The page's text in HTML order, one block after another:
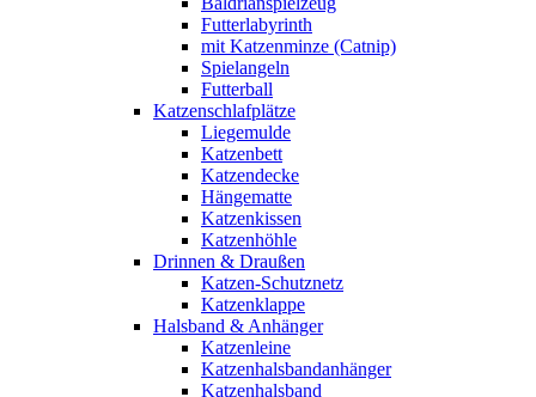
Futterlabyrinth
mit Katzenminze (Catnip)
Spielangeln
Futterball
Katzenschlafplätze
Liegemulde
Katzenbett
Katzendecke
Hängematte
Katzenkissen
Katzenhöhle
Drinnen & Draußen
Katzen-Schutznetz
Katzenklappe
Halsband & Anhänger
Katzenleine
Katzenhalsbandanhänger
Katzenhalsband